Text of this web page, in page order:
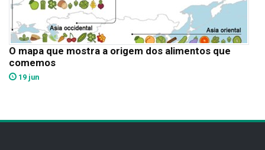
O mapa que mostra a origem dos alimentos que
comemos
19 jun